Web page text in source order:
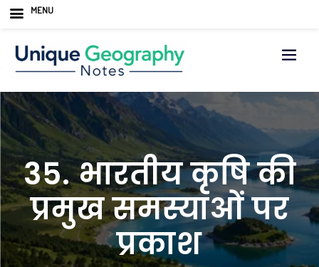
content
35. भारतीय कृषि की
प्रमुख समस्याओं पर
प्रकाश
MENU